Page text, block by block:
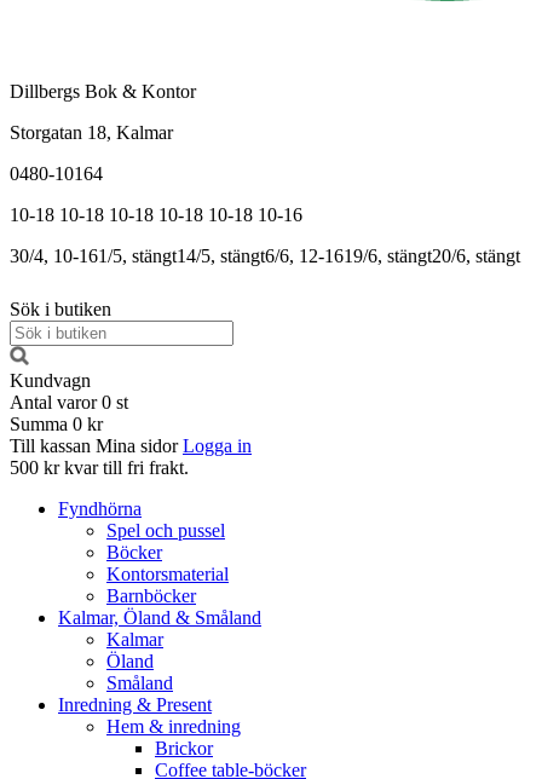
Dillbergs Bok & Kontor
Storgatan 18, Kalmar
0480-10164
10-18 10-18 10-18 10-18 10-18 10-16
30/4, 10-161/5, stängt14/5, stängt6/6, 12-1619/6, stängt20/6, stängt
Sök i butiken
Kundvagn
Antal varor 0 st
Summa 0 kr
Till kassan Mina sidor Logga in
500 kr kvar till fri frakt.
Fyndhörna
Spel och pussel
Böcker
Kontorsmaterial
Barnböcker
Kalmar, Öland & Småland
Kalmar
Öland
Småland
Inredning & Present
Hem & inredning
Brickor
Coffee table-böcker